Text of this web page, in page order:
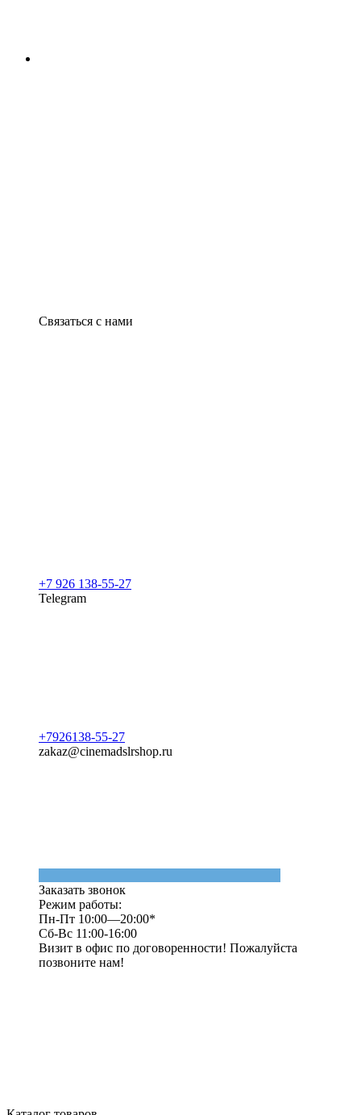
Связаться с нами
+7 926 138-55-27
Telegram
+7926138-55-27
zakaz@cinemadslrshop.ru
Заказать звонок
Режим работы:
Пн-Пт 10:00—20:00*
Сб-Вс 11:00-16:00
Визит в офис по договоренности! Пожалуйста
позвоните нам!